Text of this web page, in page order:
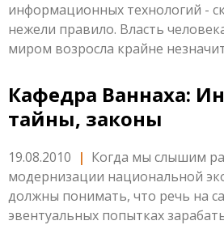
информационных технологий -
нежели правило. Власть
миром возросла крайне
Кафедра Ваннаха:
тайны, законы
19.08.2010 | Когда мы слышим
модернизации национальной
должны понимать, что речь на
эвентуальных попытках